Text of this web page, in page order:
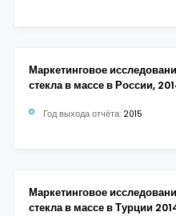
Маркетинговое
стекла в массе в России,
Год выхода отчёта: 2015
Маркетинговое
стекла в массе в Турции